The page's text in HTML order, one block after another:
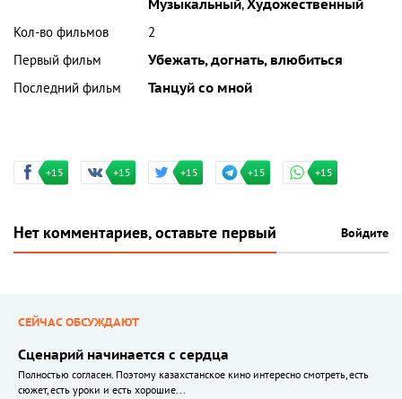
Музыкальный,Художественный
Кол-во фильмов
2
Первый фильм
Убежать, догнать, влюбиться
Последний фильм
Танцуй со мной
+15 +15 +15 +15 +15
Нет комментариев, оставьте первый Войдите
СЕЙЧАС ОБСУЖДАЮТ
Сценарий начинается с сердца
Полностью согласен. Поэтому казахстанское кино интересно смотреть, есть
сюжет, есть уроки и есть хорошие...